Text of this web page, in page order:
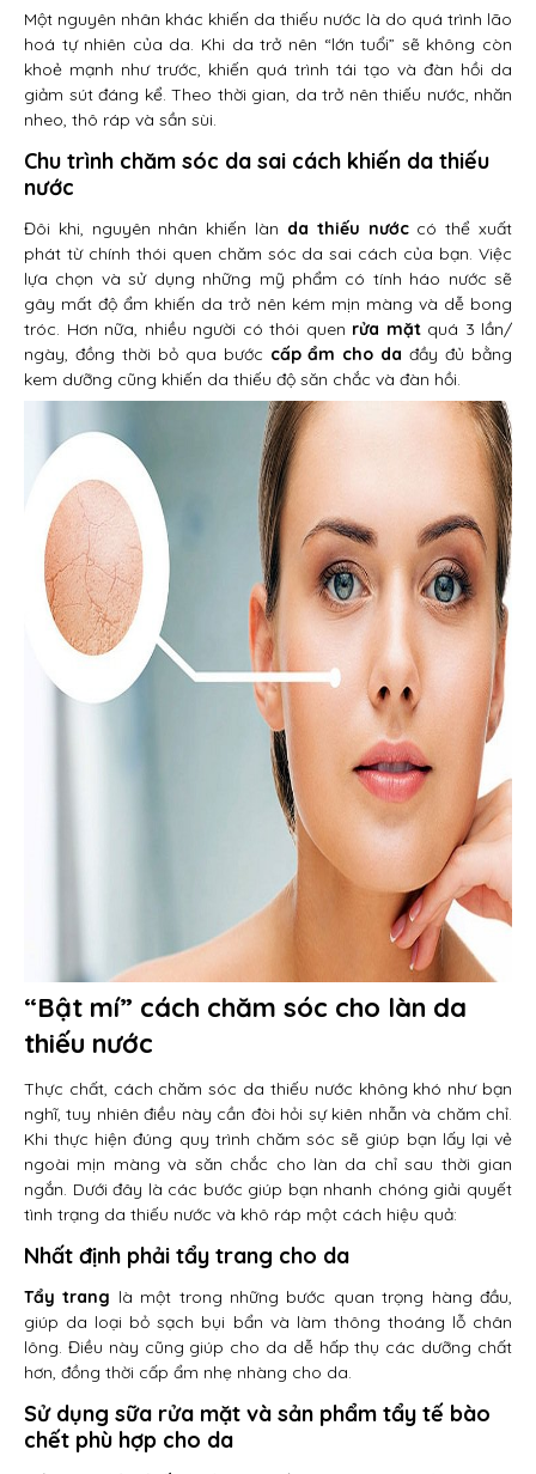
Một nguyên nhân khác khiến da thiếu nước là do quá trình lão
hoá tự nhiên của da. Khi da trở nên “lớn tuổi” sẽ không còn
khoẻ mạnh như trước, khiến quá trình tái tạo và đàn hồi da
giảm sút đáng kể. Theo thời gian, da trở nên thiếu nước, nhăn
nheo, thô ráp và sần sùi.
Chu trình chăm sóc da sai cách khiến da thiếu
nước
Đôi khi, nguyên nhân khiến làn da thiếu nướccó thể xuất
phát từ chính thói quen chăm sóc da sai cách của bạn. Việc
lựa chọn và sử dụng những mỹ phẩm có tính háo nước sẽ
gây mất độ ẩm khiến da trở nên kém mịn màng và dễ bong
tróc. Hơn nữa, nhiều người có thói quen rửa mặtquá 3 lần/
ngày, đồng thời bỏ qua bước cấp ẩm cho da đầy đủ bằng
kem dưỡng cũng khiến da thiếu độ săn chắc và đàn hồi.
“Bật mí” cách chăm sóc cho làn da
thiếu nước
Thực chất, cách chăm sóc da thiếu nước không khó như bạn
nghĩ, tuy nhiên điều này cần đòi hỏi sự kiên nhẫn và chăm chỉ.
Khi thực hiện đúng quy trình chăm sóc sẽ giúp bạn lấy lại vẻ
ngoài mịn màng và săn chắc cho làn da chỉ sau thời gian
ngắn. Dưới đây là các bước giúp bạn nhanh chóng giải quyết
tình trạng da thiếu nước và khô ráp một cách hiệu quả:
Nhất định phải tẩy trang cho da
Tẩy trang là một trong những bước quan trọng hàng đầu,
giúp da loại bỏ sạch bụi bẩn và làm thông thoáng lỗ chân
lông. Điều này cũng giúp cho da dễ hấp thụ các dưỡng chất
hơn, đồng thời cấp ẩm nhẹ nhàng cho da.
Sử dụng sữa rửa mặt và sản phẩm tẩy tế bào
chết phù hợp cho da